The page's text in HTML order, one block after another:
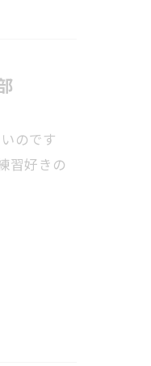
のです
習好きの